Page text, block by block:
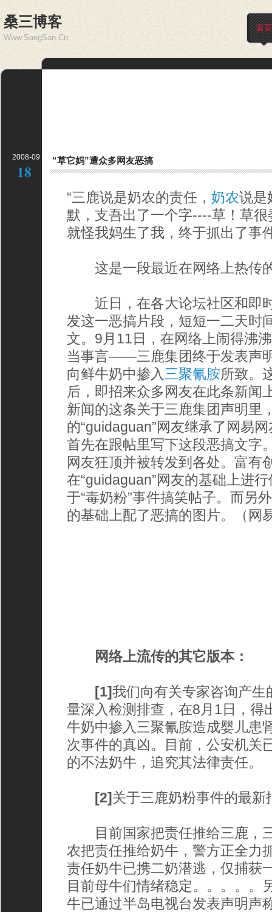
桑三博客
Www.SangSan.Cn
首页
2008-09
18
“草它妈”遭众多网友恶搞
“三鹿说是奶农的责任， 奶农说是
默，支吾出了一个字----草！草
就怪我妈生了我，终于抓出了
这是一段最近在网络上热传
近日，在各大论坛社区和即
发这一恶搞片段，短短一二天时
文。9月11日，在网络上闹得沸
当事言——三鹿集团终于发表声
向鲜牛奶中掺入 三聚氰胺所致。
后，即招来众多网友在此条新闻
新闻的这条关于三鹿集团声明里
的“guidaguan”网友继承了网易
首先在跟帖里写下这段恶搞文字
网友狂顶并被转发到各处。富有
在“guidaguan”网友的基础上进
于“毒奶粉”事件搞笑帖子。而另
的基础上配了恶搞的图片。（网
网络上流传的其它版本：
[1]我们向有关专家咨询产
量深入检测排查，在8月1日，得
牛奶中掺入三聚氰胺造成婴儿患
次事件的真凶。目前，公安机关
的不法奶牛，追究其法律责任。
[2]关于三鹿奶粉事件的最新
目前国家把责任推给三鹿，
农把责任推给奶牛，警方正全力
责任奶牛已携二奶潜逃，仅捕获
目前母牛们情绪稳定。。。。。
牛已通过半岛电视台发表声明声